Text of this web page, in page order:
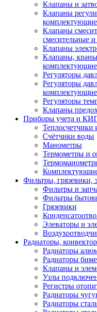
Клапаны и
Клапаны
комплектующие
Клапаны
смесительные
Клапаны
Клапаны,
комплектующие
Регуляторы
Регуляторы
комплектующие
Регуляторы
Клапаны
Приборы учета и
Счётчики воды
Манометры
Термометры и
Фильтры, грязевики,
Фильтры и
Фильтры
Грязевики
Элеваторы и
Радиаторы,
Радиаторы
Радиаторы
Клапаны и
Узлы
Регистры
Радиаторы
Радиаторы